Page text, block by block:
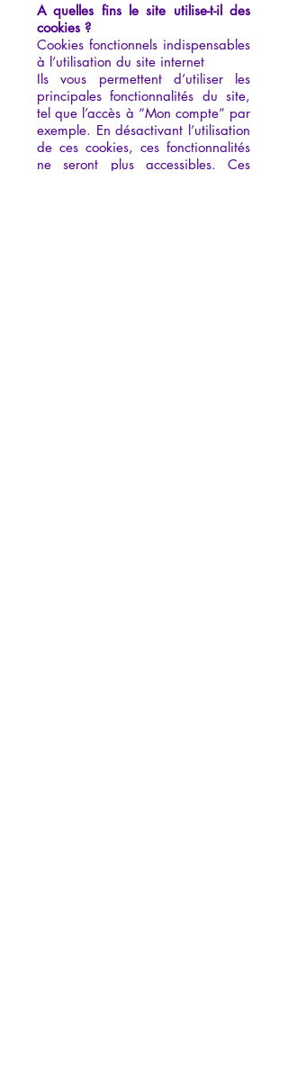
A quelles fins le site utilise-t-il des
cookies ?
Cookies fonctionnels indispensables
à l’utilisation du site internet
Ils vous permettent d’utiliser les
principales fonctionnalités du site,
tel que l’accès à “Mon compte” par
exemple. En désactivant l’utilisation
de ces cookies, ces fonctionnalités
ne seront plus accessibles. Ces